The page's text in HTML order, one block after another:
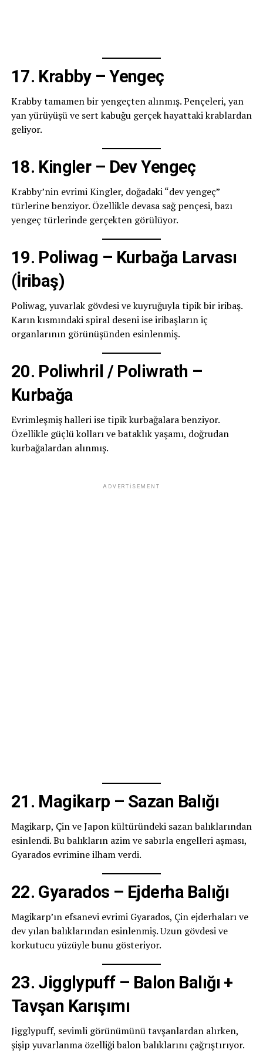
17. Krabby – Yengeç
Krabby tamamen bir yengeçten alınmış. Pençeleri, yan
yan yürüyüşü ve sert kabuğu gerçek hayattaki krablardan
geliyor.
18. Kingler – Dev Yengeç
Krabby’nin evrimi Kingler, doğadaki “dev yengeç”
türlerine benziyor. Özellikle devasa sağ pençesi, bazı
yengeç türlerinde gerçekten görülüyor.
19. Poliwag – Kurbağa Larvası
(İribaş)
Poliwag, yuvarlak gövdesi ve kuyruğuyla tipik bir iribaş.
Karın kısmındaki spiral deseni ise iribaşların iç
organlarının görünüşünden esinlenmiş.
20. Poliwhril / Poliwrath –
Kurbağa
Evrimleşmiş halleri ise tipik kurbağalara benziyor.
Özellikle güçlü kolları ve bataklık yaşamı, doğrudan
kurbağalardan alınmış.
ADVERTISEMENT
21. Magikarp – Sazan Balığı
Magikarp, Çin ve Japon kültüründeki sazan balıklarından
esinlendi. Bu balıkların azim ve sabırla engelleri aşması,
Gyarados evrimine ilham verdi.
22. Gyarados – Ejderha Balığı
Magikarp’ın efsanevi evrimi Gyarados, Çin ejderhaları ve
dev yılan balıklarından esinlenmiş. Uzun gövdesi ve
korkutucu yüzüyle bunu gösteriyor.
23. Jigglypuff – Balon Balığı +
Tavşan Karışımı
Jigglypuff, sevimli görünümünü tavşanlardan alırken,
şişip yuvarlanma özelliği balon balıklarını çağrıştırıyor.